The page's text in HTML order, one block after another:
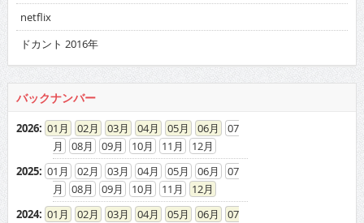
netflix
ドカント 2016年
バックナンバー
2026: 01 02 03 04 05 06
07
08
09 10 11
12
2025: 01 02 03 04 05 06
07
08
09 10 11
12
2024: 01 02 03 04 05 06
07